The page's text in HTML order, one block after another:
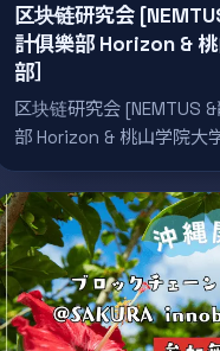
区块链研究会
計俱樂部 Horizon &
部］
区块链研究会 [NEMTUS
部 Horizon & 桃山学院大